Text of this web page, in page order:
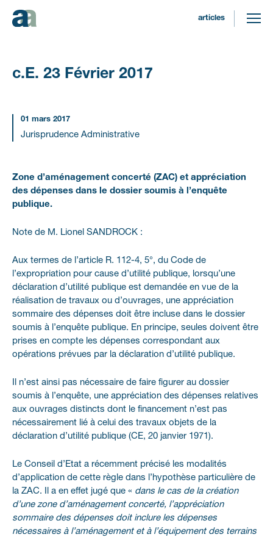
articles
C.E. 23 Février 2017
01 mars 2017
Jurisprudence Administrative
Zone d’aménagement concerté (ZAC) et appréciation
des dépenses dans le dossier soumis à l’enquête
publique.
Note de M. Lionel SANDROCK :
Aux termes de l’article R. 112-4, 5°, du Code de
l’expropriation pour cause d’utilité publique, lorsqu’une
déclaration d’utilité publique est demandée en vue de la
réalisation de travaux ou d’ouvrages, une appréciation
sommaire des dépenses doit être incluse dans le dossier
soumis à l’enquête publique. En principe, seules doivent être
prises en compte les dépenses correspondant aux
opérations prévues par la déclaration d’utilité publique.
Il n’est ainsi pas nécessaire de faire figurer au dossier
soumis à l’enquête, une appréciation des dépenses relatives
aux ouvrages distincts dont le financement n’est pas
nécessairement lié à celui des travaux objets de la
déclaration d’utilité publique (CE, 20 janvier 1971).
Le Conseil d’Etat a récemment précisé les modalités
d’application de cette règle dans l’hypothèse particulière de
la ZAC. Il a en effet jugé que « dans le cas de la création
d’une zone d’aménagement concerté, l’appréciation
sommaire des dépenses doit inclure les dépenses
nécessaires à l’aménagement et à l’équipement des terrains